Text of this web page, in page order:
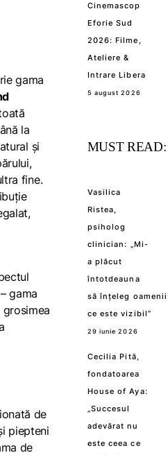
gama
la
și
fine.
gama
de
piepteni
de
Cinemascop
Eforie Sud
2026: Filme,
Ateliere &
Intrare Libera
5 august 2026
MUST READ:
Vasilica
Ristea,
psiholog
clinician: „Mi-
a plăcut
întotdeauna
să înțeleg
ce este vizibil”
29 iunie 2026
Cecilia Pită,
fondatoarea
House of Aya:
„Succesul
adevărat nu
este ceea ce